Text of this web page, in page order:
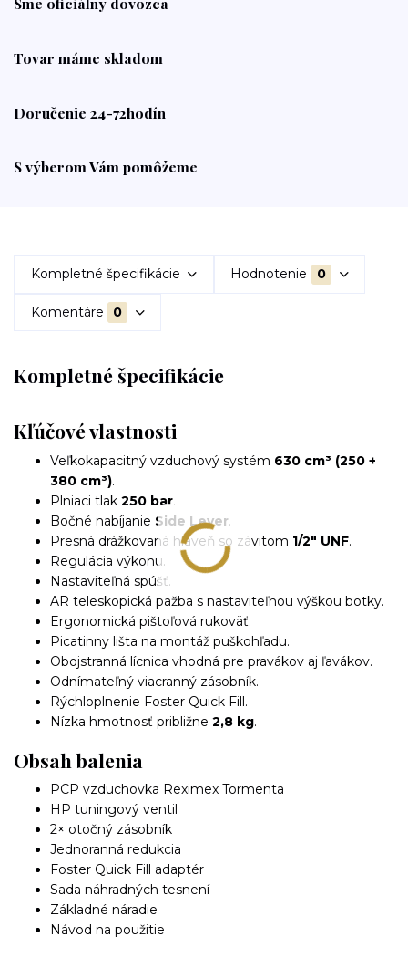
Tovar máme skladom
Doručenie 24-72hodín
S výberom Vám pomôžeme
Kompletné špecifikácie Hodnotenie 0
Komentáre 0
Kompletné špecifikácie
Kľúčové vlastnosti
Veľkokapacitný vzduchový systém 630 cm³ (250 +
380 cm³).
Plniaci tlak 250 bar.
Bočné nabíjanie Side Lever.
Presná drážkovaná hlaveň so závitom 1/2" UNF.
Regulácia výkonu.
Nastaviteľná spúšť.
AR teleskopická pažba s nastaviteľnou výškou botky.
Ergonomická pištoľová rukoväť.
Picatinny lišta na montáž puškohľadu.
Obojstranná lícnica vhodná pre pravákov aj ľavákov.
Odnímateľný viacranný zásobník.
Rýchloplnenie Foster Quick Fill.
Nízka hmotnosť približne 2,8 kg.
Obsah balenia
PCP vzduchovka Reximex Tormenta
HP tuningový ventil
2× otočný zásobník
Jednoranná redukcia
Foster Quick Fill adaptér
Sada náhradných tesnení
Základné náradie
Návod na použitie